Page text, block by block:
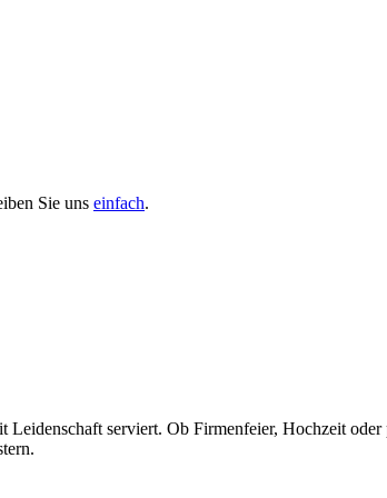
Sie uns einfach.
serviert. Ob Firmenfeier, Hochzeit